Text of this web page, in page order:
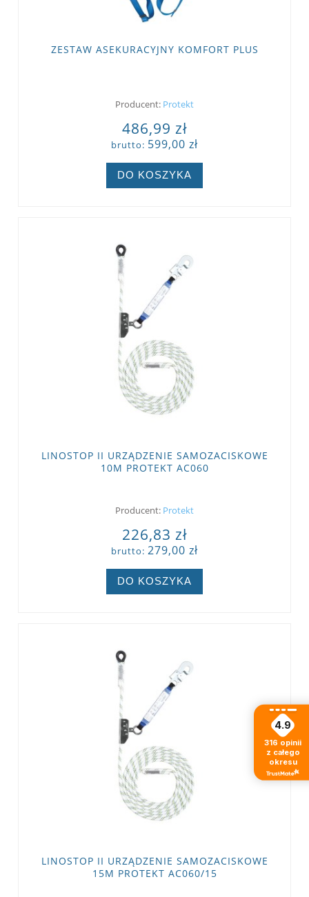
ZESTAW ASEKURACYJNY KOMFORT PLUS
Producent: Protekt
486,99 zł
brutto: 599,00 zł
DO KOSZYKA
LINOSTOP II URZĄDZENIE SAMOZACISKOWE
10M PROTEKT AC060
Producent: Protekt
226,83 zł
brutto: 279,00 zł
DO KOSZYKA
LINOSTOP II URZĄDZENIE SAMOZACISKOWE
15M PROTEKT AC060/15
4.9
316 opinii
z całego
okresu